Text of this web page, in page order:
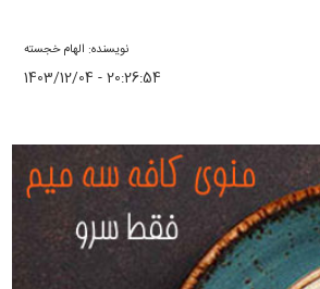
نویسنده: الهام خجسته
1403/12/04 - 20:26:54